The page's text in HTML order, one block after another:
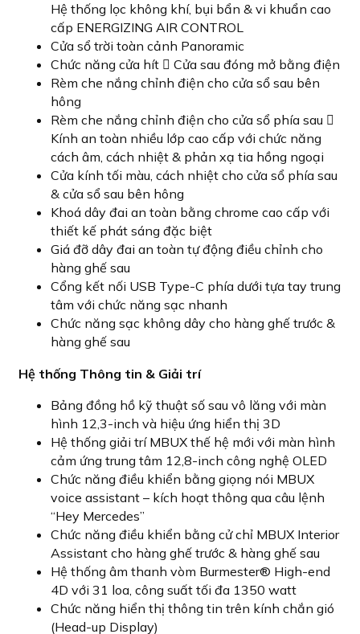
Hệ thống lọc không khí, bụi bẩn & vi khuẩn cao
cấp ENERGIZING AIR CONTROL
Cửa sổ trời toàn cảnh Panoramic
Chức năng cửa hít  Cửa sau đóng mở bằng điện
Rèm che nắng chỉnh điện cho cửa sổ sau bên
hông
Rèm che nắng chỉnh điện cho cửa sổ phía sau 
Kính an toàn nhiều lớp cao cấp với chức năng
cách âm, cách nhiệt & phản xạ tia hồng ngoại
Cửa kính tối màu, cách nhiệt cho cửa sổ phía sau
& cửa sổ sau bên hông
Khoá dây đai an toàn bằng chrome cao cấp với
thiết kế phát sáng đặc biệt
Giá đỡ dây đai an toàn tự động điều chỉnh cho
hàng ghế sau
Cổng kết nối USB Type-C phía dưới tựa tay trung
tâm với chức năng sạc nhanh
Chức năng sạc không dây cho hàng ghế trước &
hàng ghế sau
Hệ thống Thông tin & Giải trí
Bảng đồng hồ kỹ thuật số sau vô lăng với màn
hình 12,3-inch và hiệu ứng hiển thị 3D
Hệ thống giải trí MBUX thế hệ mới với màn hình
cảm ứng trung tâm 12,8-inch công nghệ OLED
Chức năng điều khiển bằng giọng nói MBUX
voice assistant – kích hoạt thông qua câu lệnh
“Hey Mercedes”
Chức năng điều khiển bằng cử chỉ MBUX Interior
Assistant cho hàng ghế trước & hàng ghế sau
Hệ thống âm thanh vòm Burmester® High-end
4D với 31 loa, công suất tối đa 1350 watt
Chức năng hiển thị thông tin trên kính chắn gió
(Head-up Display)